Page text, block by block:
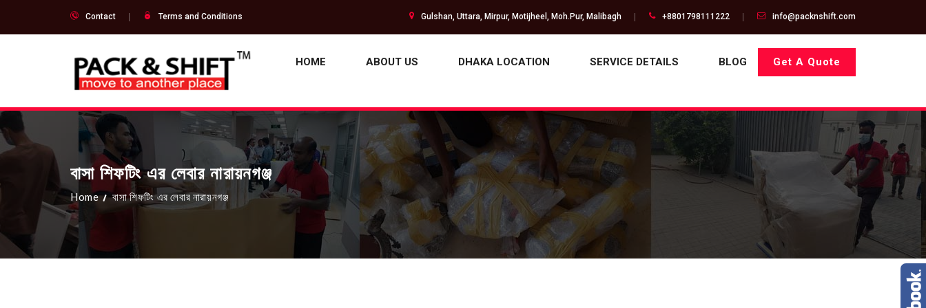
Contact Terms and Conditions Gulshan, Uttara, Mirpur, Motijheel, Moh.Pur, Malibagh +8801798111222 info@packnshift.com
HOME ABOUT US DHAKA LOCATION SERVICE DETAILS BLOG Get A Quote
বাসা শিফটিং এর লেবার নারায়নগঞ্জ
Home বাসা শিফটিং এর লেবার নারায়নগঞ্জ